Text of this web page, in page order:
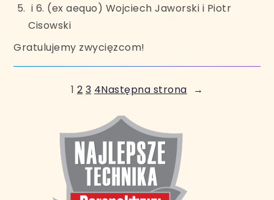
i 6. (ex aequo) Wojciech Jaworski i Piotr
Cisowski
Gratulujemy zwycięzcom!
1 2 3 4Następna strona →